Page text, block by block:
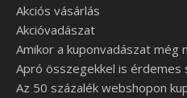
Akciós vásárlás
Akcióvadászat
Amikor a kuponvadászat még
Apró összegekkel is érdemes
Az 50 százalék webshopon